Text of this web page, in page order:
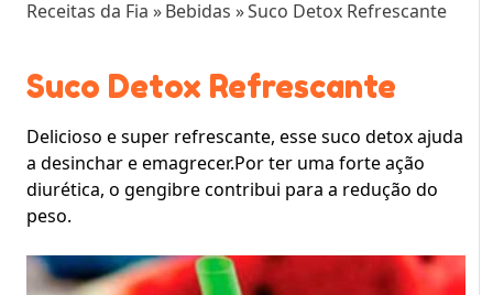
Receitas da Fia »Bebidas »Suco Detox Refrescante
Suco Detox Refrescante
Delicioso e super refrescante, esse suco detox ajuda
a desinchar e emagrecer.Por ter uma forte ação
diurética, o gengibre contribui para a redução do
peso.